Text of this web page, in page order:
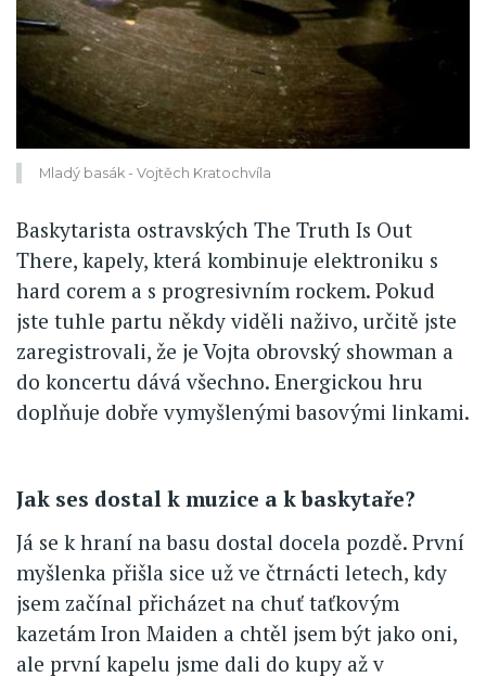
Mladý basák - Vojtěch Kratochvíla
Baskytarista ostravských The Truth Is Out
There, kapely, která kombinuje elektroniku s
hard corem a s progresivním rockem. Pokud
jste tuhle partu někdy viděli naživo, určitě jste
zaregistrovali, že je Vojta obrovský showman a
do koncertu dává všechno. Energickou hru
doplňuje dobře vymyšlenými basovými linkami.
Jak ses dostal k muzice a k baskytaře?
Já se k hraní na basu dostal docela pozdě. První
myšlenka přišla sice už ve čtrnácti letech, kdy
jsem začínal přicházet na chuť taťkovým
kazetám Iron Maiden a chtěl jsem být jako oni,
ale první kapelu jsme dali do kupy až v